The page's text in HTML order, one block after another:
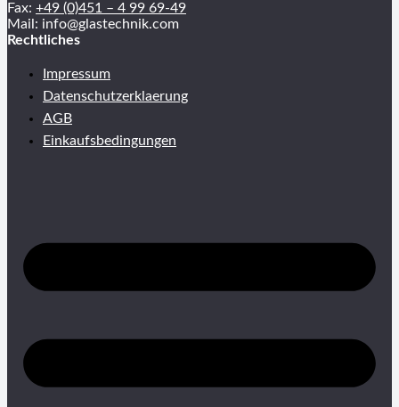
Fax: +49 (0)451 – 4 99 69-49
Mail: info@glastechnik.com
Rechtliches
Impressum
Datenschutzerklaerung
AGB
Einkaufsbedingungen